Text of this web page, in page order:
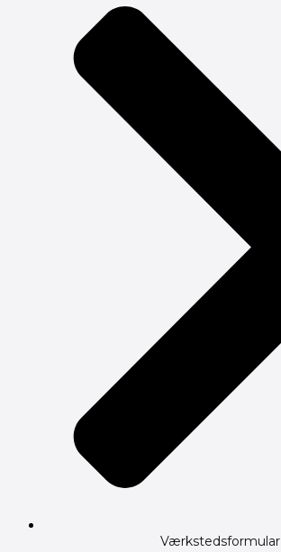
Værkstedsformular